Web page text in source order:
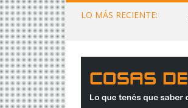
LO MÁS RECIENTE: